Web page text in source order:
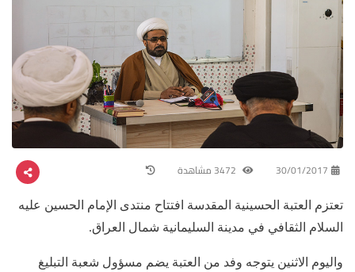
30/01/2017
تعتزم العتبة الحسينية المقدسة افتتاح منتدى الإمام الحسين عليه
السلام الثقافي في مدينة السليمانية شمال العراق.
واليوم الاثنين يتوجه وفد من العتبة يضم مسؤول شعبة التبليغ